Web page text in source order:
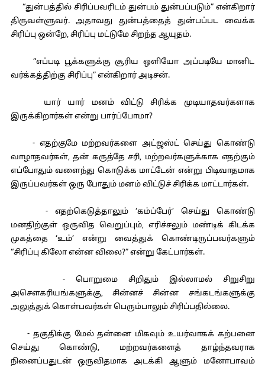
“துன்பத்தில் சிரிப்பவரிடம் துன்பம் துன்பப்படும்” என்கிறார்
திருவள்ளுவர். அதாவது துன்பத்தைத் துன்பப்பட வைக்க
சிரிப்பு ஒன்றே, சிரிப்பு மட்டுமே சிறந்த ஆயுதம்.
“எப்படி பூக்களுக்கு சூரிய ஒளியோ அப்படியே மானிட
வர்க்கத்திற்கு சிரிப்பு” என்கிறார் அடிசன்.
யார் யார் மனம் விட்டு சிரிக்க முடியாதவர்களாக
இருக்கிறார்கள் என்று பார்ப்போமா?
- எதற்குமே மற்றவர்களை அட்ஜஸ்ட் செய்து கொண்டு
வாழாதவர்கள், தன் கருத்தே சரி, மற்றவர்களுக்காக எதற்கும்
எப்போதும் வளைந்து கொடுக்க மாட்டேன் என்று பிடிவாதமாக
இருப்பவர்கள் ஒரு போதும் மனம் விட்டுச் சிரிக்க மாட்டார்கள்.
- எதற்கெடுத்தாலும் ‘கம்ப்பேர்’ செய்து கொண்டு
மனதிற்குள் ஒருவித வெறுப்பும், எரிச்சலும் மண்டிக் கிடக்க
முகத்தை ‘உம்’ என்று வைத்துக் கொண்டிருப்பவர்களும்
“சிரிப்பு கிலோ என்ன விலை?” என்று கேட்பார்கள்.
- பொறுமை சிறிதும் இல்லாமல் சிறுசிறு
அசௌகரியங்களுக்கு, சின்னச் சின்ன சங்கடங்களுக்கு
அலுத்துக் கொள்பவர்கள் பெரும்பாலும் சிரிப்பதில்லை.
- தகுதிக்கு மேல் தன்னை மிகவும் உயர்வாகக் கற்பனை
செய்து கொண்டு, மற்றவர்களைத் தாழ்ந்தவராக
நினைப்பதுடன் ஒருவிதமாக அடக்கி ஆளும் மனோபாவம்